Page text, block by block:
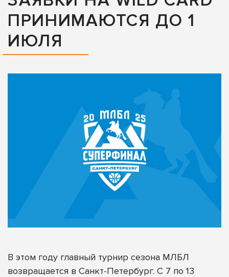
ПРИНИМАЮТСЯ ДО 1
ИЮЛЯ
В этом году главный турнир сезона МЛБЛ
возвращается в Санкт-Петербург. С 7 по 13